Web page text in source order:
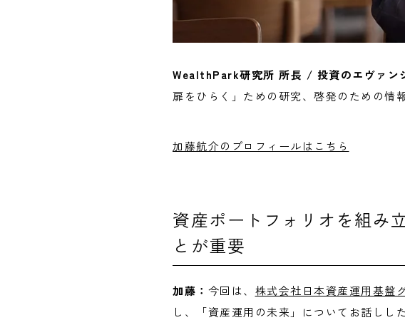
WealthPark研究所 所長 / 投資のエヴァン
扉をひらく」ための研究、啓発のための情
加藤航介のプロフィールはこち ら
資産ポートフォリオを組み
とが重要
加藤： 今回は、 株式会社日本資産運用基盤
し、「資産運用の未来」についてお話し